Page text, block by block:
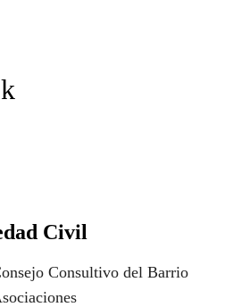
Civil
Consultivo del Barrio